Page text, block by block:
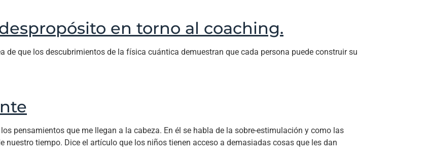
en torno al coaching.
de que los descubrimientos de la física cuántica demuestran que cada persona puede construir su
pensamientos que me llegan a la cabeza. En él se habla de la sobre-estimulación y como las
nuestro tiempo. Dice el artículo que los niños tienen acceso a demasiadas cosas que les dan